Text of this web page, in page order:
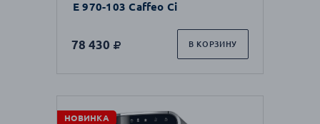
E 970-103 Caffeo Ci
78 430 В КОРЗИНУ
НОВИНКА